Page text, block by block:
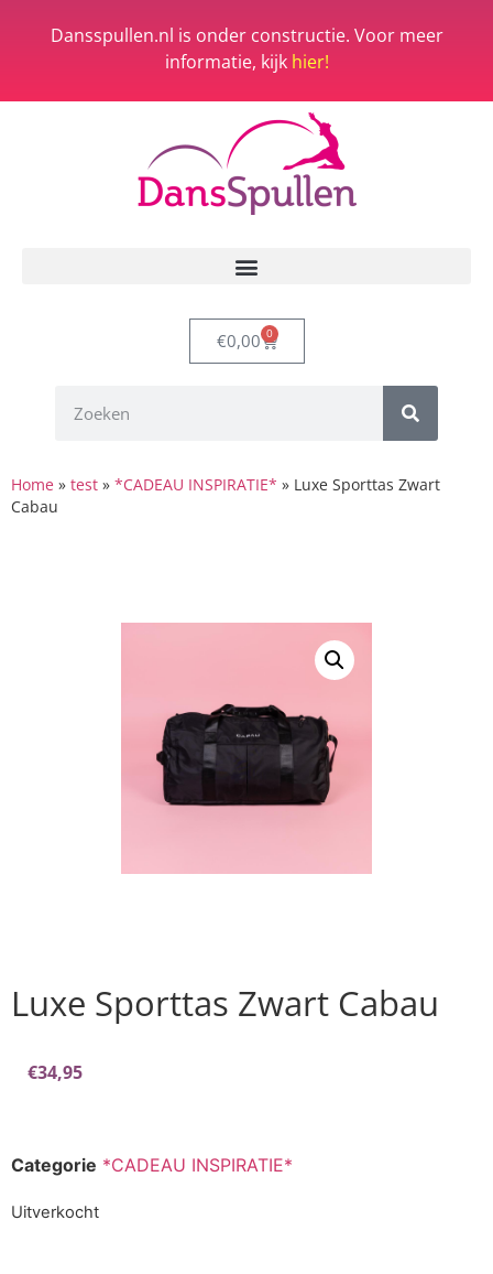
Dansspullen.nl is onder constructie. Voor meer
informatie, kijk hier!
€0,00 0
Home » test » *CADEAU INSPIRATIE* » Luxe Sporttas Zwart
Cabau
Luxe Sporttas Zwart Cabau
€34,95
Categorie *CADEAU INSPIRATIE*
Uitverkocht